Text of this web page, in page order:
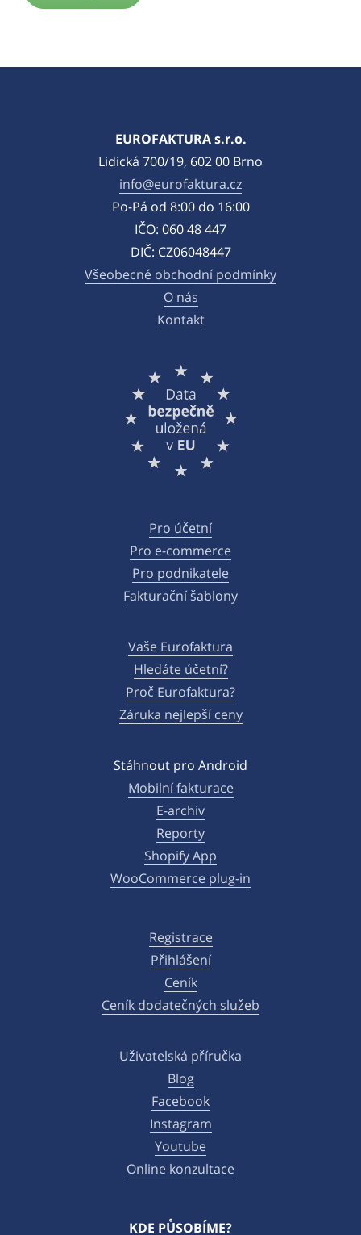
EUROFAKTURA s.r.o.
Lidická 700/19, 602 00 Brno
info@eurofaktura.cz
Po-Pá od 8:00 do 16:00
IČO: 060 48 447
DIČ: CZ06048447
Všeobecné obchodní podmínky
O nás
Kontakt
Pro účetní
Pro e-commerce
Pro podnikatele
Fakturační šablony
Vaše Eurofaktura
Hledáte účetní?
Proč Eurofaktura?
Záruka nejlepší ceny
Stáhnout pro Android
Mobilní fakturace
E-archiv
Reporty
Shopify App
WooCommerce plug-in
Registrace
Přihlášení
Ceník
Ceník dodatečných služeb
Uživatelská příručka
Blog
Facebook
Instagram
Youtube
Online konzultace
KDE PŮSOBÍME?